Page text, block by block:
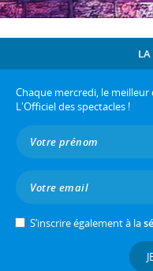
LA
Chaque mercredi, le meilleur
L'Officiel des spectacles !
S’inscrire également à la